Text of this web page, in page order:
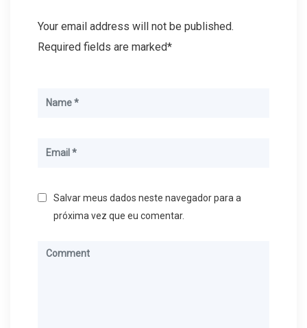
Your email address will not be published.
Required fields are marked*
Salvar meus dados neste navegador para a
próxima vez que eu comentar.